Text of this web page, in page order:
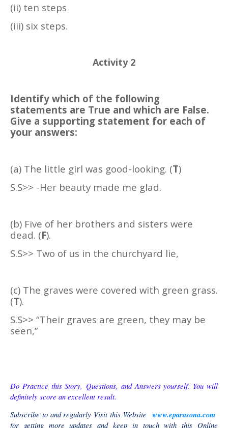
(ii) ten steps
(iii) six steps.
Activity 2
Identify which of the following
statements are True and which are False.
Give a supporting statement for each of
your answers:
(a) The little girl was good-looking. (T)
S.S>> -Her beauty made me glad.
(b) Five of her brothers and sisters were
dead. (F).
S.S>> Two of us in the churchyard lie,
(c) The graves were covered with green grass.
(T).
S.S>> “Their graves are green, they may be
seen,”
Do Practice this Story, Questions, and Answers yourself. You will
definitely score an excellent result.
Subscribe to and regularly Visit this Website www.eparasona.com
for getting more updates and keep in touch with this Online